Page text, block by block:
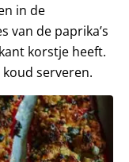
in de
van de paprika’s
korstje heeft.
koud serveren.